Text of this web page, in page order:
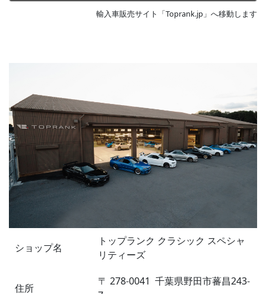
輸入車販売サイト「Toprank.jp」へ移動します
ショップ名
トップランク クラシック スペシャ
リティーズ
住所 〒 278-0041 千葉県野田市蕃昌243-